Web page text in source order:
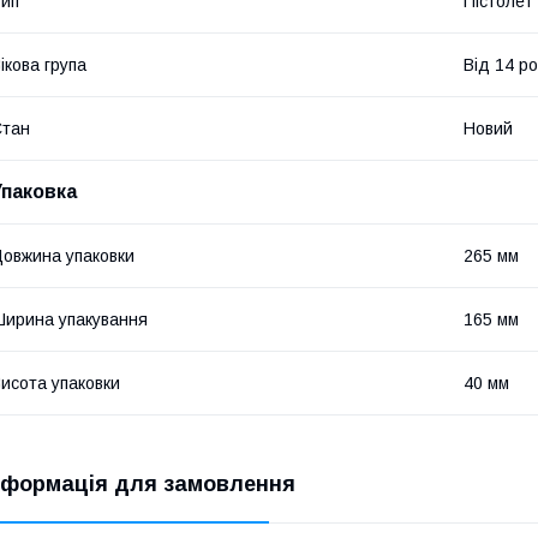
група Від 14
Новий
упаковки 265 мм
упакування 165 мм
упаковки 40 мм
для замовлення